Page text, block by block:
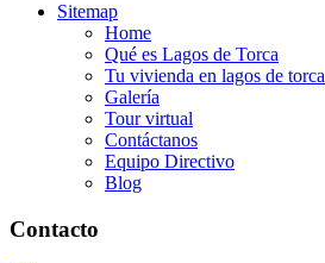
Sitemap
Home
Qué es Lagos de Torca
Tu vivienda en lagos de torca
Galería
Tour virtual
Contáctanos
Equipo Directivo
Blog
Contacto